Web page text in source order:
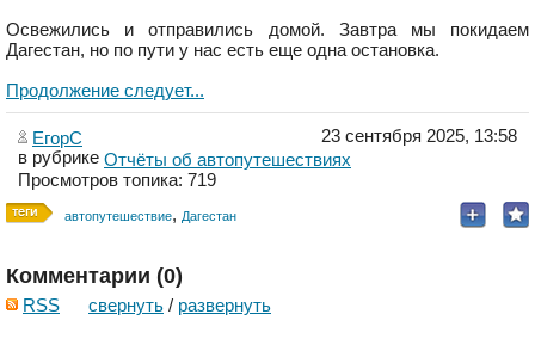
Освежились и отправились домой. Завтра мы покидаем
Дагестан, но по пути у нас есть еще одна остановка.
Продолжение следует...
ЕгорС
23 сентября 2025, 13:58
в рубрике Отчёты об автопутешествиях
Просмотров топика: 719
автопутешествие, Дагестан
Комментарии (0)
RSS свернуть / развернуть